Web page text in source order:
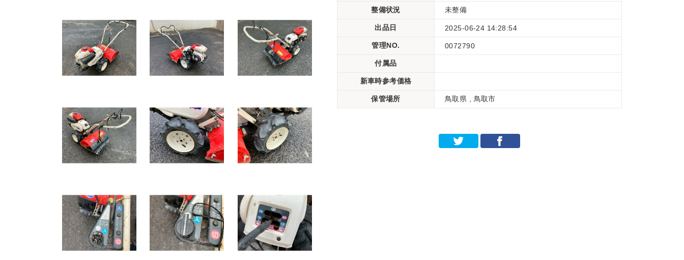
整備状況 未整備
出品日 2025-06-24 14:28:54
管理NO. 0072790
付属品
新車時参考価格
保管場所 鳥取県 , 鳥取市